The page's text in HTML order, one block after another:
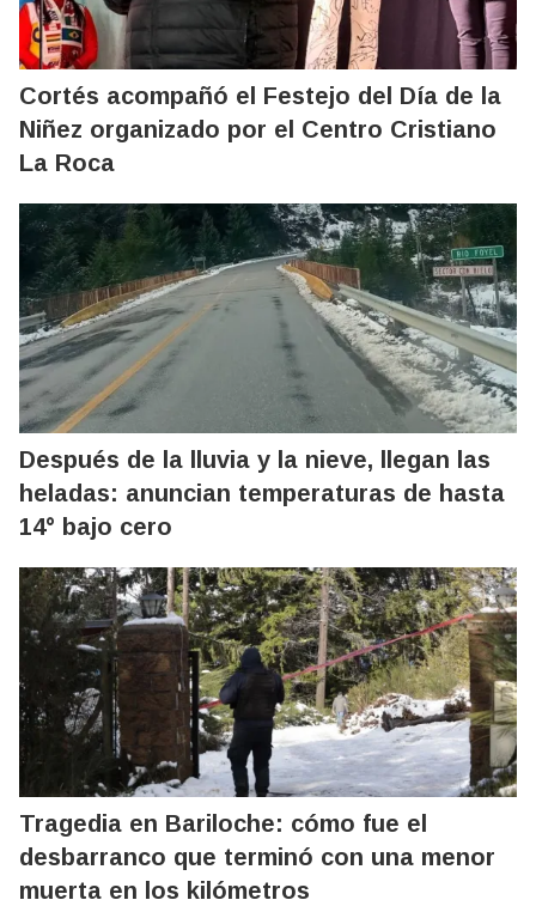
Cortés acompañó el Festejo del Día de la
Niñez organizado por el Centro Cristiano
La Roca
Después de la lluvia y la nieve, llegan las
heladas: anuncian temperaturas de hasta
14° bajo cero
Tragedia en Bariloche: cómo fue el
desbarranco que terminó con una menor
muerta en los kilómetros